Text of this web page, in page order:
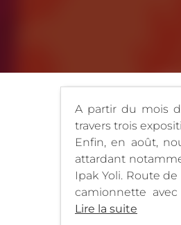
A partir du mois
travers trois
Enfin, en août,
attardant
Ipak Yoli. Route
camionnette
Lire la suite